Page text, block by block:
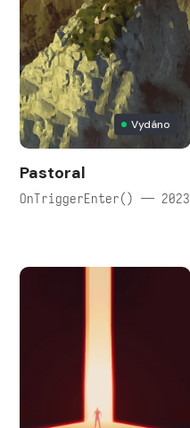
Vydáno
Pastoral
OnTriggerEnter() — 2023